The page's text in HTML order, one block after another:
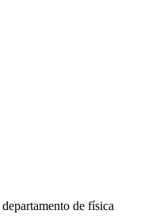
departamento de física